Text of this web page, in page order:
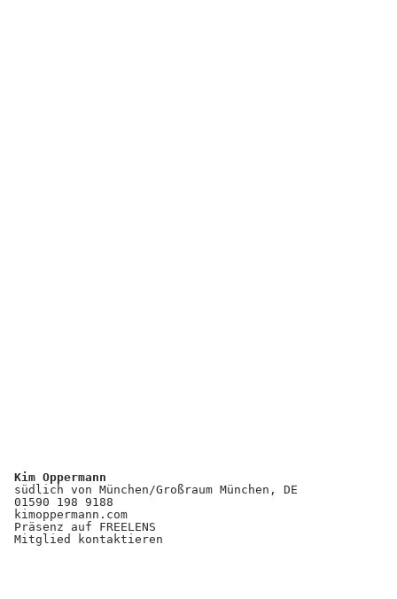
Kim Oppermann
südlich von München/Großraum München, DE
01590 198 9188
kimoppermann.com
Präsenz auf FREELENS
Mitglied kontaktieren